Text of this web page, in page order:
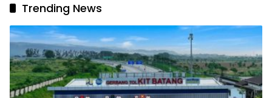
Trending News